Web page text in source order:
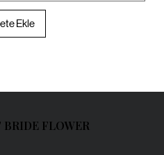
Ekle
FLOWER